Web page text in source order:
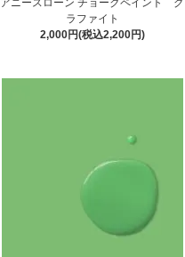
アニースローン チョークペイント グ
ラファイト
2,000円(税込2,200円)